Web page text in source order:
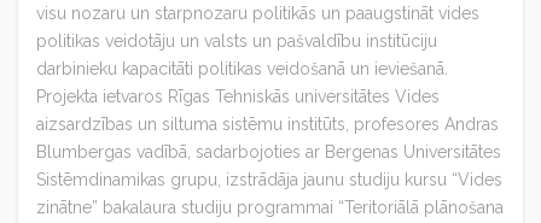
visu nozaru un starpnozaru politikās un paaugstināt vides
politikas veidotāju un valsts un pašvaldību institūciju
darbinieku kapacitāti politikas veidošanā un ieviešanā.
Projekta ietvaros Rīgas Tehniskās universitātes Vides
aizsardzības un siltuma sistēmu institūts, profesores Andras
Blumbergas vadībā, sadarbojoties ar Bergenas Universitātes
Sistēmdinamikas grupu, izstrādāja jaunu studiju kursu “Vides
zinātne” bakalaura studiju programmai “Teritoriālā plānošana